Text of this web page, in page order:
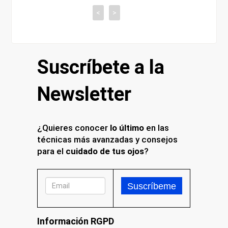
< >
Suscríbete a la
Newsletter
¿Quieres conocer lo último en las
técnicas más avanzadas y consejos
para el cuidado de tus ojos?
Información RGPD